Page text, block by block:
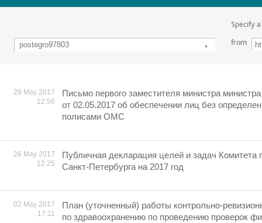
Specify
from
29 May 2017
12:56
Письмо первого заместителя министра
от 02.05.2017 об обеспечении лиц без
полисами ОМС
26 May 2017
12:25
Публичная декларация целей и задач Комитета
Санкт-Петербурга на 2017 год
02 May 2017
17:11
План (уточненный) работы контрольно-
по здравоохранению по проведению проверок